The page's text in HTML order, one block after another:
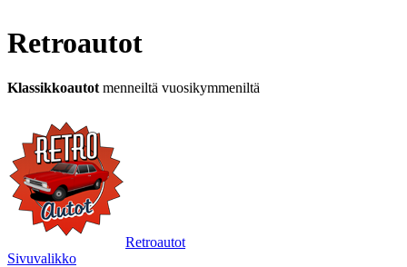
Retroautot
Klassikkoautot menneiltä vuosikymmeniltä
Retroautot
Sivuvalikko